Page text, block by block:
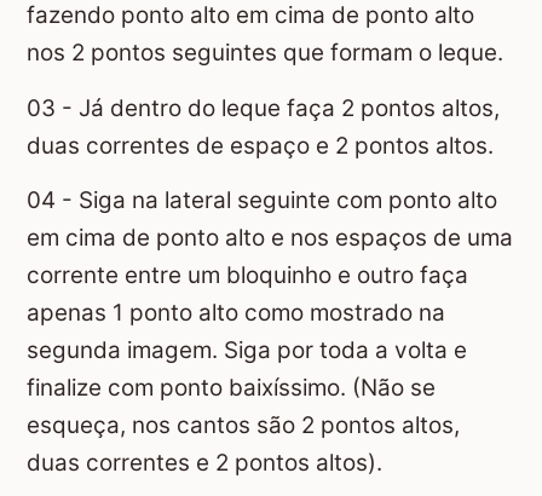
fazendo ponto alto em cima de ponto alto
nos 2 pontos seguintes que formam o leque.
03 - Já dentro do leque faça 2 pontos altos,
duas correntes de espaço e 2 pontos altos.
04 - Siga na lateral seguinte com ponto alto
em cima de ponto alto e nos espaços de uma
corrente entre um bloquinho e outro faça
apenas 1 ponto alto como mostrado na
segunda imagem. Siga por toda a volta e
finalize com ponto baixíssimo. (Não se
esqueça, nos cantos são 2 pontos altos,
duas correntes e 2 pontos altos).